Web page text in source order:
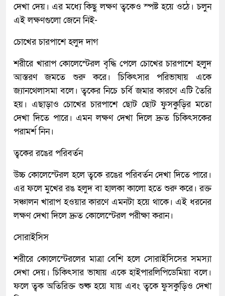
দেখা দেয়। এর মধ্যে কিছু লক্ষণ ত্বকেও স্পষ্ট হয়ে ওঠে। চলুন
এই লক্ষণগুলো জেনে নিই-
চোখের চারপাশে হলুদ দাগ
শরীরে খারাপ কোলেস্টেরল বৃদ্ধি পেলে চোখের চারপাশে হলুদ
আস্তরণ জমতে শুরু করে। চিকিৎসার পরিভাষায় একে
জ্যানথেলাসমা বলে। ত্বকের নিচে চর্বি জমার কারণে এটি তৈরি
হয়। এছাড়াও চোখের চারপাশে ছোট ছোট ফুসকুড়ির মতো
দেখা দিতে পারে। এমন লক্ষণ দেখা দিলে দ্রুত চিকিৎসকের
পরামর্শ নিন।
ত্বকের রঙের পরিবর্তন
উচ্চ কোলেস্টেরল হলে ত্বকে রঙের পরিবর্তন দেখা দিতে পারে।
এর ফলে মুখের রঙ হলুদ বা হালকা কালো হতে শুরু করে। রক্ত
সঞ্চালন খারাপ হওয়ার কারণে এমনটা হয়ে থাকে। এই ধরনের
লক্ষণ দেখা দিলে দ্রুত কোলেস্টেরল পরীক্ষা করান।
সোরাইসিস
শরীরে কোলেস্টেরলের মাত্রা বেশি হলে সোরাইসিসের সমস্যা
দেখা দেয়। চিকিৎসার ভাষায় একে হাইপারলিপিডেমিয়া বলে।
ফলে ত্বক অতিরিক্ত শুষ্ক হয়ে যায় এবং ত্বকে ফুসকুড়িও দেখা